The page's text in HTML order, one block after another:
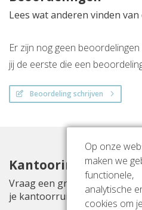
Lees wat anderen vinden van
Er zijn nog geen
jij de eerste die een
Beoordeling schrijven
Kantoorinrichting
Vraag een gratis
je kantoorruimte aan
Op onze
maken we
functionele,
analytische
cookies om